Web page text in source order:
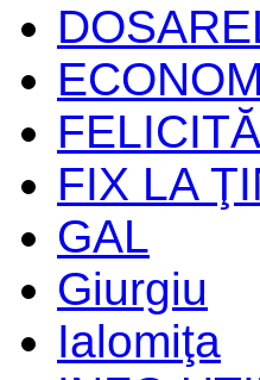
FIX LA
GAL
Giurgiu
Ialomiţa